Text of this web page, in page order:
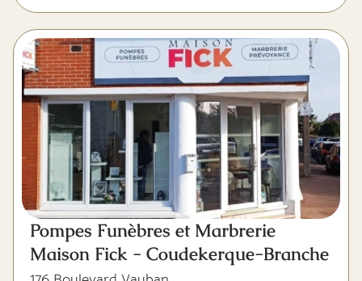
Pompes Funèbres et Marbrerie
Maison Fick - Coudekerque-Branche